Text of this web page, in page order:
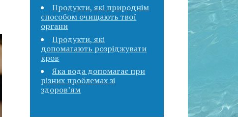
Продукти, які природнім
способом очищають твої
органи
Продукти, які
допомагають розріджувати
кров
Яка вода допомагає при
різних проблемах зі
здоров’ям